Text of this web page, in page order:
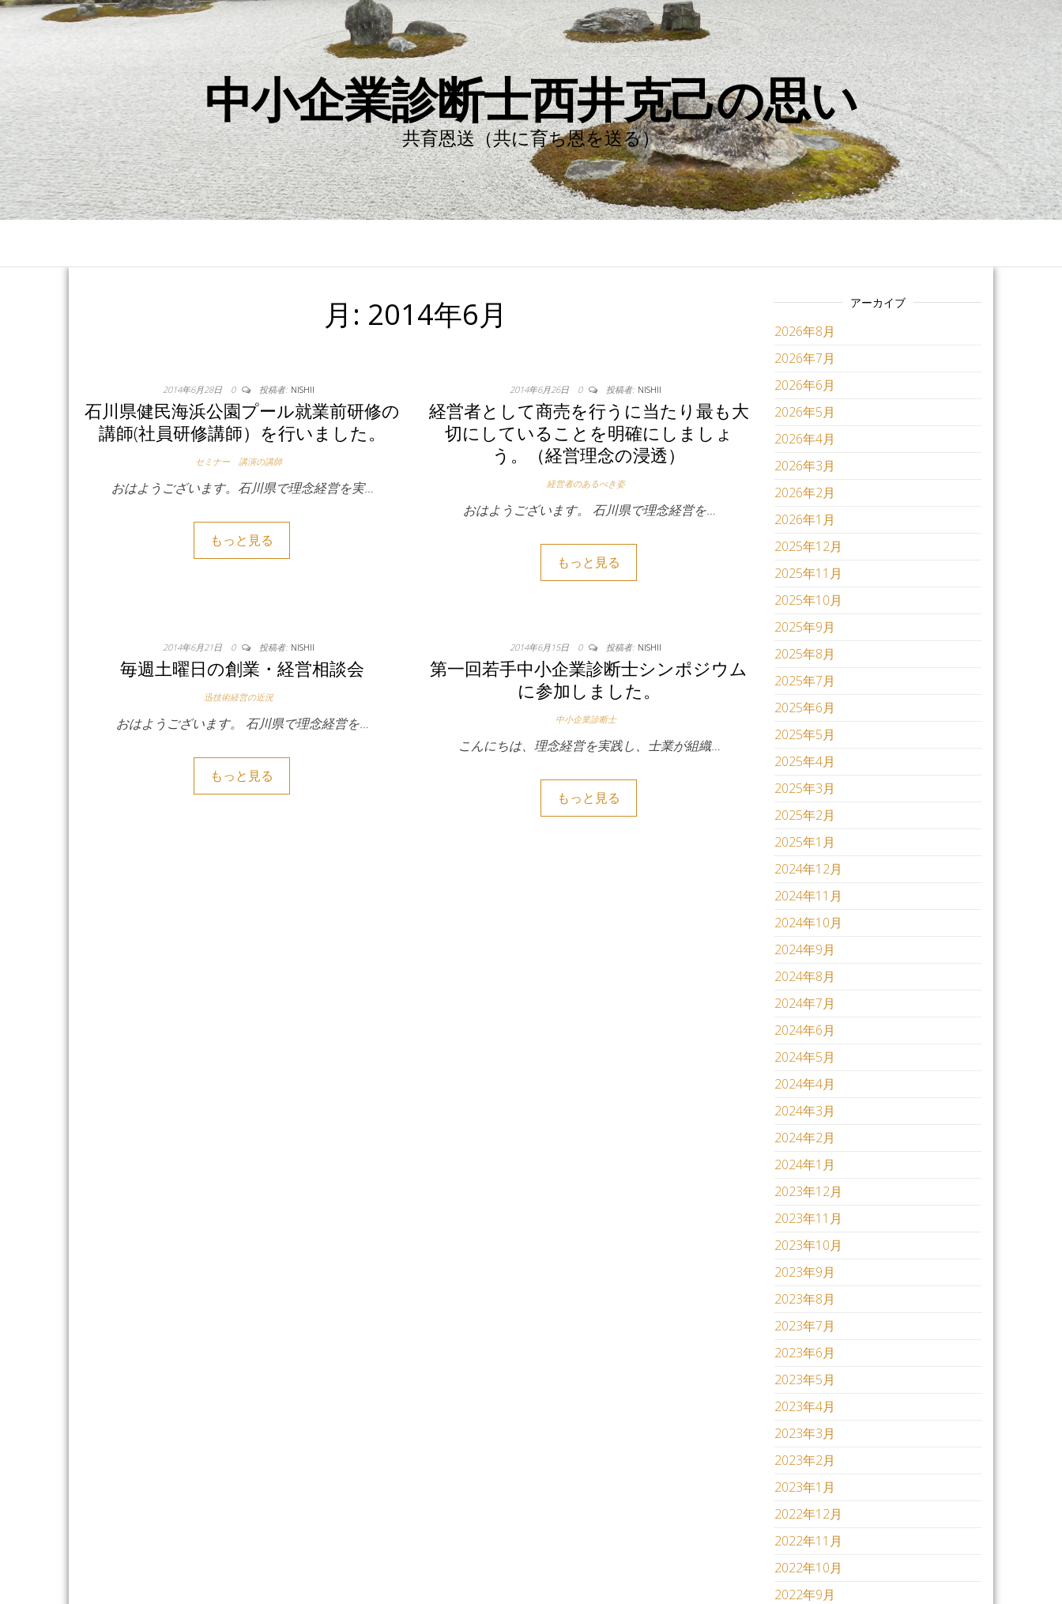
中小企業診断士西井克己の思い
共育恩送（共に育ち恩を送る）
月: 2014年6月
2014年6月28日 0 投稿者: NISHII
石川県健民海浜公園プール就業前研修の
講師(社員研修講師）を行いました。
セミナー 講演の講師
おはようございます。石川県で理念経営を実…
もっと見る
2014年6月26日 0 投稿者: NISHII
経営者として商売を行うに当たり最も大
切にしていることを明確にしましょ
う。（経営理念の浸透）
経営者のあるべき姿
おはようございます。 石川県で理念経営を…
もっと見る
2014年6月21日 0 投稿者: NISHII
毎週土曜日の創業・経営相談会
迅技術経営の近況
おはようございます。 石川県で理念経営を…
もっと見る
2014年6月15日 0 投稿者: NISHII
第一回若手中小企業診断士シンポジウム
に参加しました。
中小企業診断士
こんにちは、理念経営を実践し、士業が組織…
もっと見る
アーカイブ
2026年8月
2026年7月
2026年6月
2026年5月
2026年4月
2026年3月
2026年2月
2026年1月
2025年12月
2025年11月
2025年10月
2025年9月
2025年8月
2025年7月
2025年6月
2025年5月
2025年4月
2025年3月
2025年2月
2025年1月
2024年12月
2024年11月
2024年10月
2024年9月
2024年8月
2024年7月
2024年6月
2024年5月
2024年4月
2024年3月
2024年2月
2024年1月
2023年12月
2023年11月
2023年10月
2023年9月
2023年8月
2023年7月
2023年6月
2023年5月
2023年4月
2023年3月
2023年2月
2023年1月
2022年12月
2022年11月
2022年10月
2022年9月